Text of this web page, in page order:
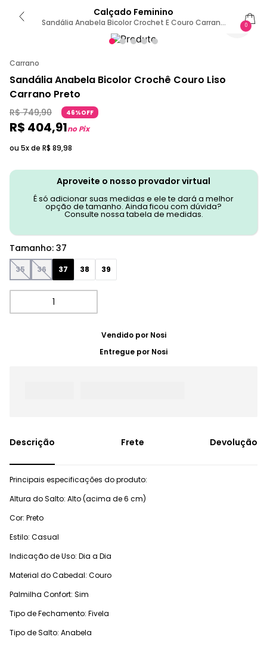
Calçado Feminino
Sandália Anabela Bicolor Crochet E Couro Carrano
154113 37 / Preto
0
Carrano
Sandália Anabela Bicolor Crochê Couro Liso
Carrano Preto
R$ 749,90 46%OFF
R$ 404,91no Pix
ou 5x de R$ 89,98
Aproveite o nosso provador virtual
É só adicionar suas medidas e ele te dará a melhor
opção de tamanho. Ainda ficou com dúvida?
Consulte nossa tabela de medidas.
Tamanho: 37
35 36 37 38 39
Vendido por Nosi
Entregue por Nosi
Frete Devolução
Principais especificações do produto:
Altura do Salto: Alto (acima de 6 cm)
Cor: Preto
Estilo: Casual
Indicação de Uso: Dia a Dia
Material do Cabedal: Couro
Palmilha Confort: Sim
Tipo de Fechamento: Fivela
Tipo de Salto: Anabela